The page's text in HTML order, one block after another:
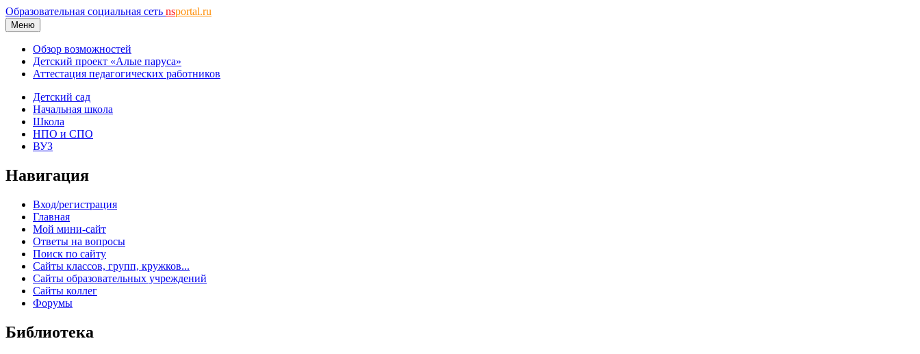
Образовательная социальная сеть nsportal.ru
Меню
Обзор возможностей
Детский проект «Алые паруса»
Аттестация педагогических работников
Детский сад
Начальная школа
Школа
НПО и СПО
ВУЗ
Навигация
Вход/регистрация
Главная
Мой мини-сайт
Ответы на вопросы
Поиск по сайту
Сайты классов, групп, кружков...
Сайты образовательных учреждений
Сайты коллег
Форумы
Библиотека